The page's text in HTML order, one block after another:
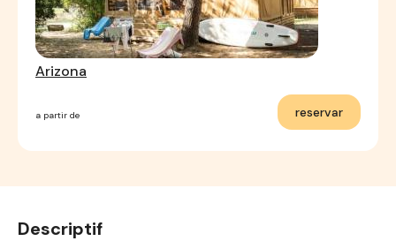
Arizona
a partir de reservar
Descriptif